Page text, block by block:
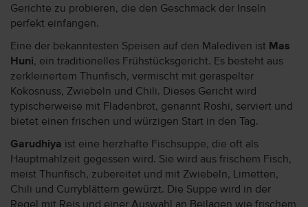
Gerichte zu probieren, die den Geschmack der Inseln
perfekt einfangen.
Eine der bekanntesten Speisen auf den Malediven ist Mas
Huni, ein traditionelles Frühstücksgericht. Es besteht aus
zerkleinertem Thunfisch, vermischt mit geraspelter
Kokosnuss, Zwiebeln und Chili. Dieses Gericht wird
typischerweise mit Fladenbrot, genannt Roshi, serviert und
bietet einen frischen und würzigen Start in den Tag.
Garudhiya ist eine herzhafte Fischsuppe, die oft als
Hauptmahlzeit gegessen wird. Sie wird aus frischem Fisch,
meist Thunfisch, zubereitet und mit Zwiebeln, Limetten,
Chili und Curryblättern gewürzt. Die Suppe wird in der